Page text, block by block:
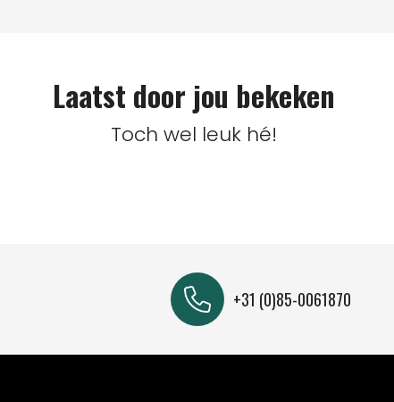
Laatst door jou bekeken
Toch wel leuk hé!
+31 (0)85-0061870